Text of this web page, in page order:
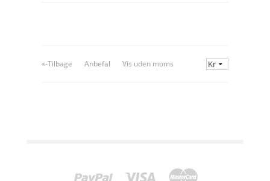
«-Tilbage Anbefal Vis uden moms